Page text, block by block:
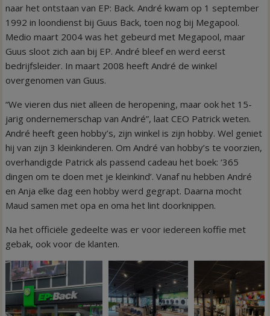
naar het ontstaan van EP: Back. André kwam op 1 september
1992 in loondienst bij Guus Back, toen nog bij Megapool.
Medio maart 2004 was het gebeurd met Megapool, maar
Guus sloot zich aan bij EP. André bleef en werd eerst
bedrijfsleider. In maart 2008 heeft André de winkel
overgenomen van Guus.
“We vieren dus niet alleen de heropening, maar ook het 15-
jarig ondernemerschap van André”, laat CEO Patrick weten.
André heeft geen hobby’s, zijn winkel is zijn hobby. Wel geniet
hij van zijn 3 kleinkinderen. Om André van hobby’s te voorzien,
overhandigde Patrick als passend cadeau het boek: ‘365
dingen om te doen met je kleinkind’. Vanaf nu hebben André
en Anja elke dag een hobby werd gegrapt. Daarna mocht
Maud samen met opa en oma het lint doorknippen.
Na het officiële gedeelte was er voor iedereen koffie met
gebak, ook voor de klanten.